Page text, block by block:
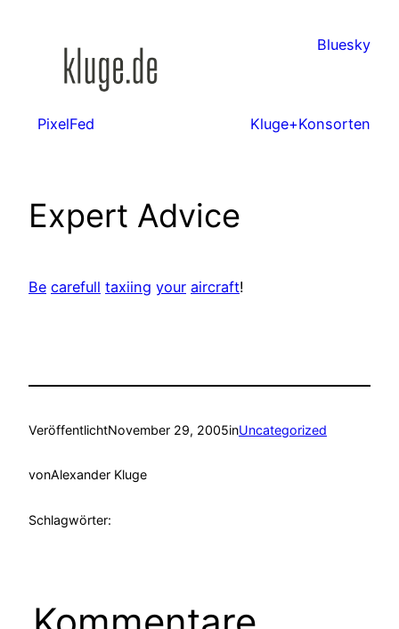
Bluesky
PixelFed Kluge+Konsorten
Expert Advice
Be carefull taxiing your aircraft!
VeröffentlichtNovember 29, 2005inUncategorized
vonAlexander Kluge
Schlagwörter: